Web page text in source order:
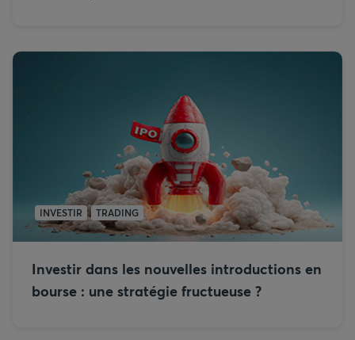
INVESTIR TRADING
Investir dans les nouvelles introductions en
bourse : une stratégie fructueuse ?